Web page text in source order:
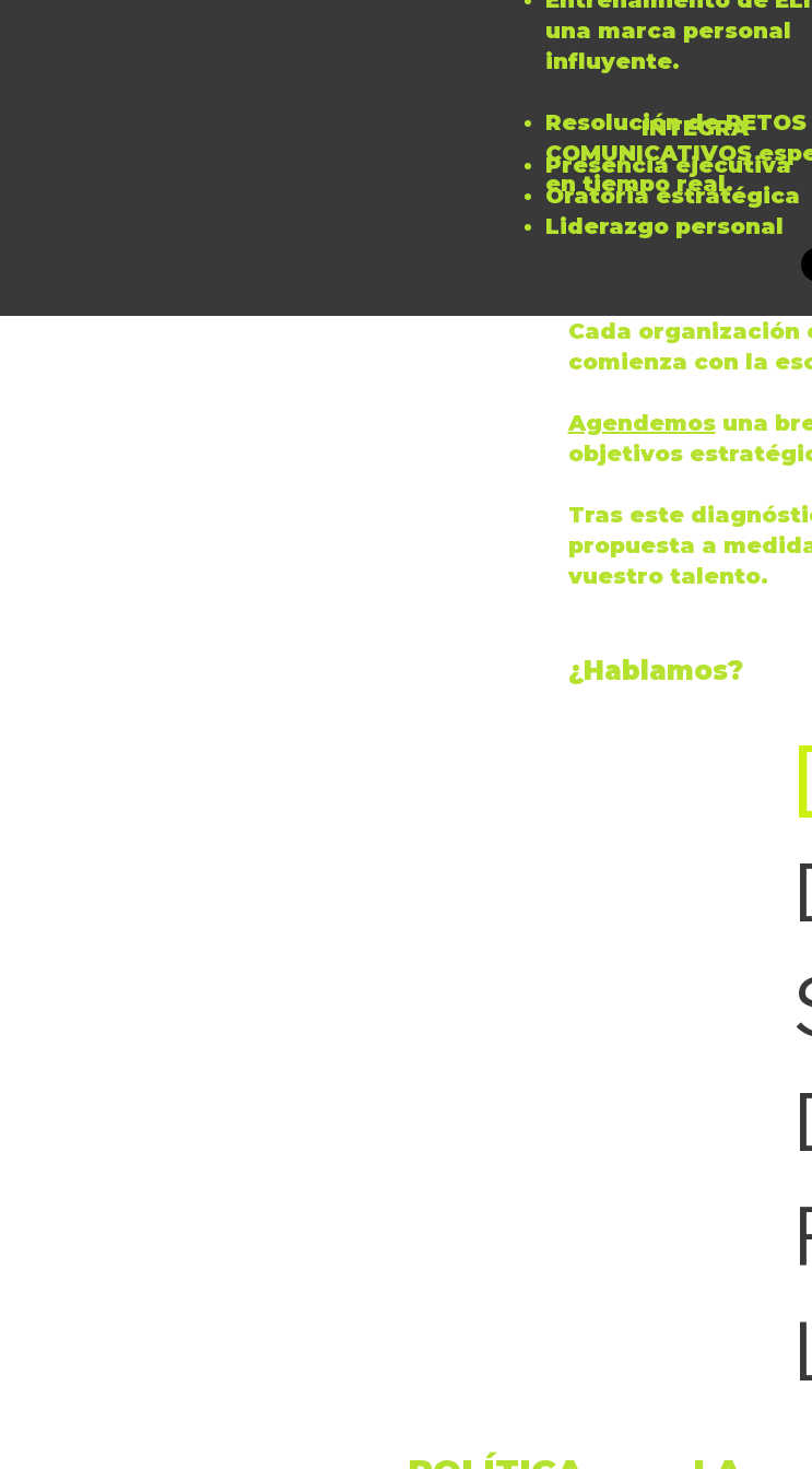
una marca personal
influyente.
Resolución deRETOS
COMUNICATIVOS
en tiempo real.
INTEGRA
Presencia ejecutiva
Oratoria estratégica
Liderazgo personal
Cada
comienza con la
Agendemosuna
objetivos
Tras este
propuesta a
vuestro talento.
¿Hablamos?